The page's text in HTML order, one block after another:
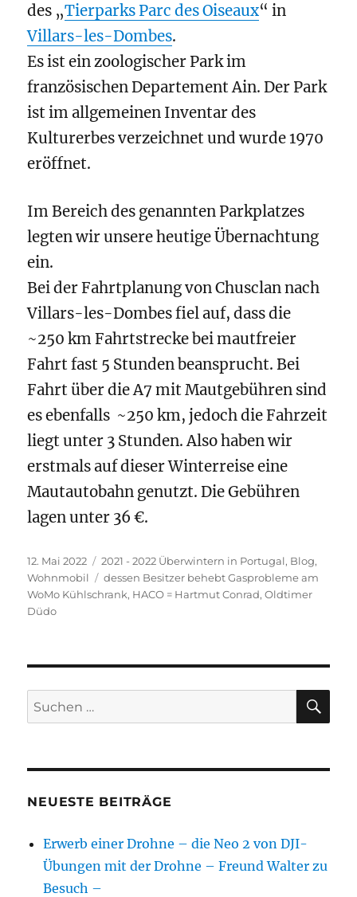
des „Tierparks Parc des Oiseaux“ in
Villars-les-Dombes.
Es ist ein zoologischer Park im
französischen Departement Ain. Der Park
ist im allgemeinen Inventar des
Kulturerbes verzeichnet und wurde 1970
eröffnet.
Im Bereich des genannten Parkplatzes
legten wir unsere heutige Übernachtung
ein.
Bei der Fahrtplanung von Chusclan nach
Villars-les-Dombes fiel auf, dass die
~250 km Fahrtstrecke bei mautfreier
Fahrt fast 5 Stunden beansprucht. Bei
Fahrt über die A7 mit Mautgebühren sind
es ebenfalls ~250 km, jedoch die Fahrzeit
liegt unter 3 Stunden. Also haben wir
erstmals auf dieser Winterreise eine
Mautautobahn genutzt. Die Gebühren
lagen unter 36 €.
Veröffentlicht
am
12. Mai 2022 Kategorien
2021 - 2022 Überwintern in Portugal, Blog,
Wohnmobil
Schlagwörter
dessen Besitzer behebt Gasprobleme am
WoMo Kühlschrank, HACO = Hartmut Conrad,Oldtimer
Düdo
Suchen
nach:
NEUESTE BEITRÄGE
Erwerb einer Drohne – die Neo 2 von DJI-
Übungen mit der Drohne – Freund Walter zu
Besuch –